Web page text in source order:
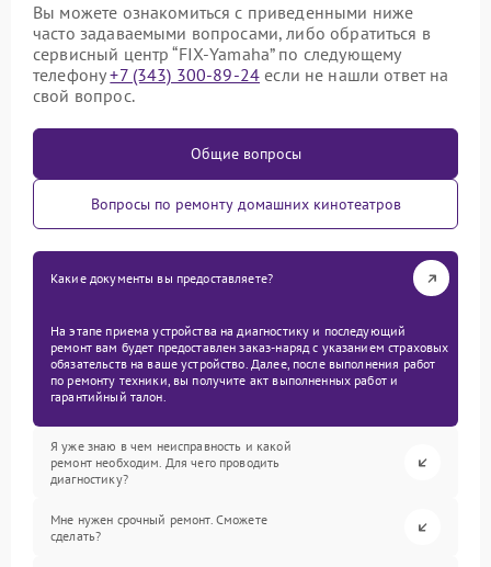
Вы можете ознакомиться с приведенными ниже
часто задаваемыми вопросами, либо обратиться в
сервисный центр “FIX-Yamaha” по следующему
телефону+7 (343) 300-89-24 если не нашли ответ на
свой вопрос.
Общие вопросы
Вопросы по ремонту домашних кинотеатров
Какие документы вы предоставляете?
На этапе приема устройства на диагностику и последующий
ремонт вам будет предоставлен заказ-наряд с указанием страховых
обязательств на ваше устройство. Далее, после выполнения работ
по ремонту техники, вы получите акт выполненных работ и
гарантийный талон.
Я уже знаю в чем неисправность и какой
ремонт необходим. Для чего проводить
диагностику?
Мне нужен срочный ремонт. Сможете
сделать?